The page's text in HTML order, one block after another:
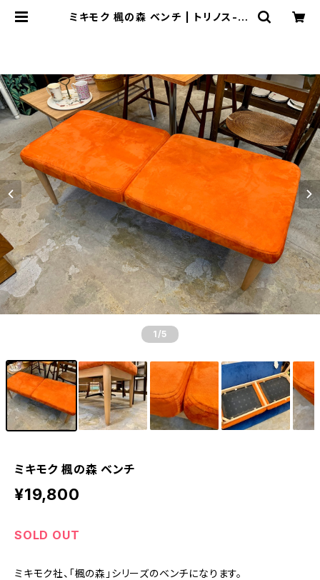
ミキモク 楓の森 ベンチ | トリノス-to
1 /5
ミキモク 楓の森 ベンチ
¥19,800
SOLD OUT
ミキモク社、「楓の森」シリーズのベンチになります。